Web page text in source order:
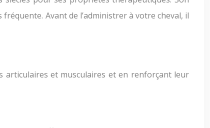
Avant de l’administrer à votre cheval, il
articulaires et musculaires et en renforçant leur